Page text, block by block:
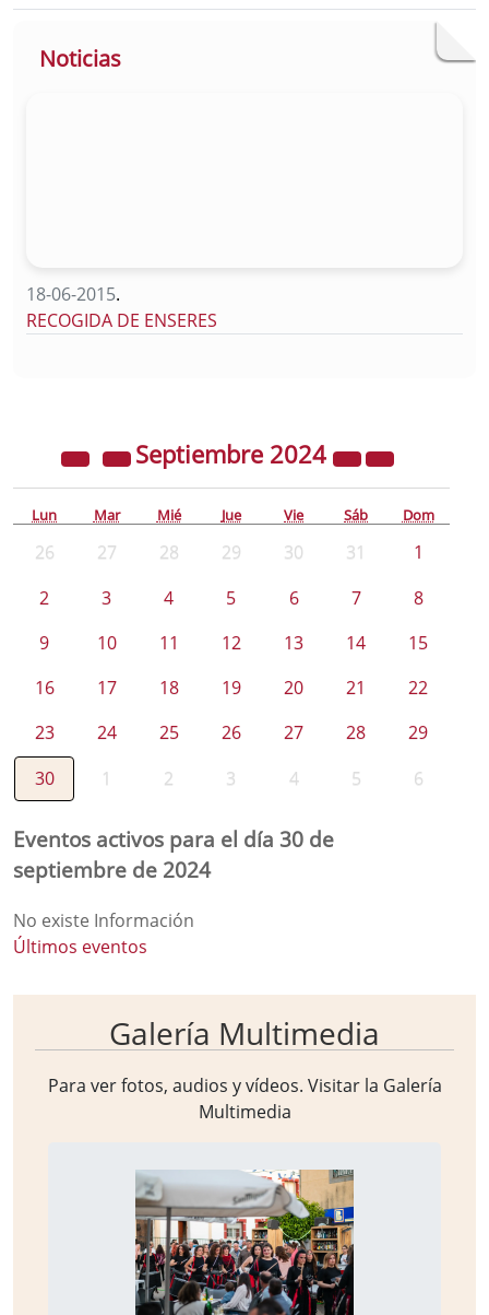
Noticias
18-06-2015.
RECOGIDA DE ENSERES
Septiembre 2024
Lun Mar Mié Jue Vie Sáb Dom
26 27 28 29 30 31
1
2
3 4 5 6 7
8
9
10 11 12 13 14
15
16
17 18 19 20 21
22
23
24 25 26 27 28
29
30
1 2 3 4 5 6
Eventos activos para el día 30 de
septiembre de 2024
No existe Información
Últimos eventos
Galería Multimedia
Para ver fotos, audios y vídeos. Visitar la Galería
Multimedia